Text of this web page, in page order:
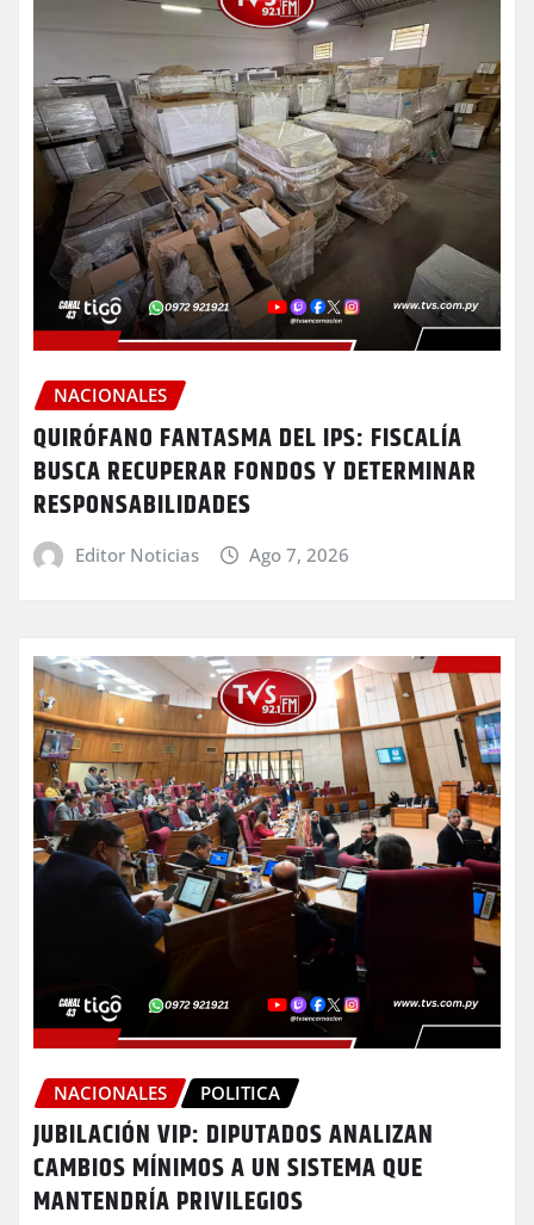
NACIONALES
QUIRÓFANO FANTASMA DEL IPS: FISCALÍA
BUSCA RECUPERAR FONDOS Y DETERMINAR
RESPONSABILIDADES
Editor Noticias Ago 7, 2026
NACIONALES POLITICA
JUBILACIÓN VIP: DIPUTADOS ANALIZAN
CAMBIOS MÍNIMOS A UN SISTEMA QUE
MANTENDRÍA PRIVILEGIOS